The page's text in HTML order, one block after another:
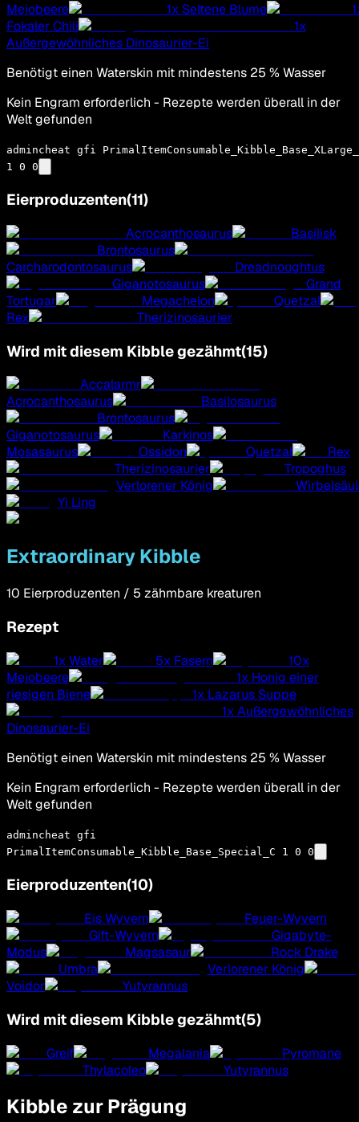
Mejobeere
1x Seltene Blume 1
Fokaler Chili
1x
Außergewöhnliches Dinosaurier-Ei
Benötigt einen Waterskin mit mindestens 25 % Wasser
Kein Engram erforderlich - Rezepte werden überall in der
Welt gefunden
admincheat gfi
1 0 0
Eierproduzenten(11)
Acrocanthosaurus
Basilisk
Brontosaurus
Carcharodontosaurus
Dreadnoughtus
Giganotosaurus
Grand
Tortugar
Megachelon
Quetzal
Rex
Therizinosaurier
Wird mit diesem Kibble gezähmt(15)
Accalarmr
Acrocanthosaurus
Basilosaurus
Brontosaurus
Giganotosaurus
Karkinos
Mosasaurus
Ossidon Quetzal
Rex
Therizinosaurier
Tropoghus
Verlorener König
Yi Ling
Extraordinary Kibble
10 Eierproduzenten / 5 zähmbare kreaturen
Rezept
1xWater 5x Fasern 10x
Mejobeere
1x Honig einer
riesigen Biene
1x Lazarus Suppe
1xAußergewöhnliches
Dinosaurier-Ei
Benötigt einen Waterskin mit mindestens 25 % Wasser
Kein Engram erforderlich - Rezepte werden überall in der
Welt gefunden
admincheat gfi
PrimalItemConsumable_Kibble_Base_Special_C 1 0 0
Eierproduzenten(10)
Eis Wyvern
Feuer-Wyvern
Gift-Wyvern
Gigabyte-
Modus
Magsasaur
Rock Drake
Umbra
Verlorener König
Voidor
Yutyrannus
Wird mit diesem Kibble gezähmt(5)
Greif Megalania
Pyromane
Thylacoleo
Yutyrannus
Kibble zur Prägung